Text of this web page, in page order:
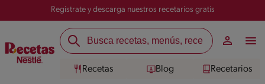
Registrate y descarga nuestros recetarios gratis
Recetas Blog Recetarios